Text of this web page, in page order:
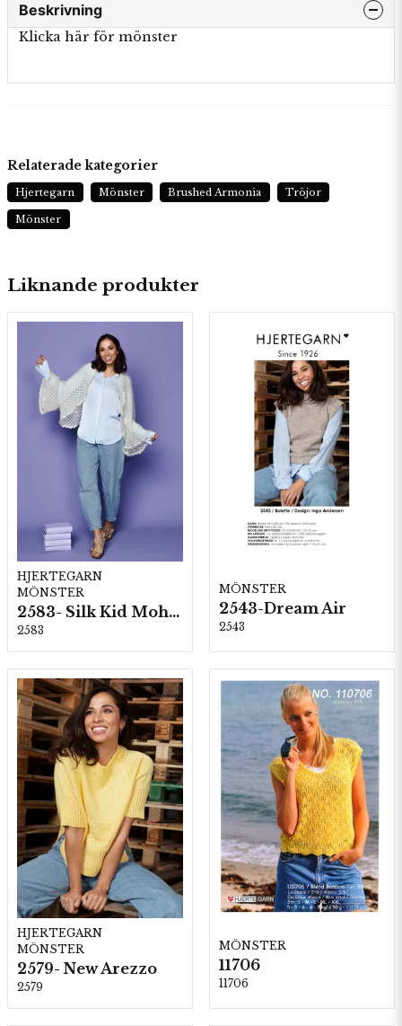
Beskrivning
Klicka här för mönster
Liknande produkter
HJERTEGARN
MÖNSTER
2583- Silk Kid Mohair
2583
MÖNSTER
2543-Dream Air
2543
HJERTEGARN
MÖNSTER
2579- New Arezzo
2579
MÖNSTER
11706
11706
Relaterade kategorier
Hjertegarn Mönster Brushed Armonia Tröjor
Mönster